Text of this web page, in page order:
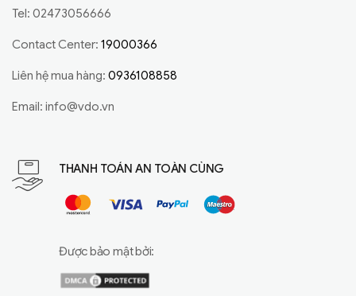
Tel: 02473056666
Contact Center: 19000366
Liên hệ mua hàng: 0936108858
Email: info@vdo.vn
THANH TOÁN AN TOÀN CÙNG
Được bảo mật bởi: